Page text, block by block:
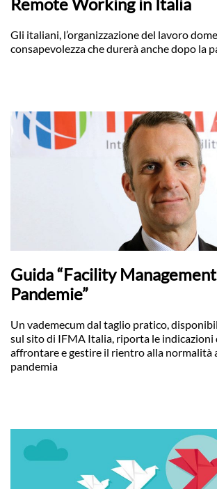
Gli italiani, l’organizzazione del lavoro
consapevolezza che durerà anche dopo la
Guida “Facility
Pandemie”
Un vademecum dal taglio pratico,
sul sito di IFMA Italia, riporta le indicazioni
affrontare e gestire il rientro alla normalità
pandemia